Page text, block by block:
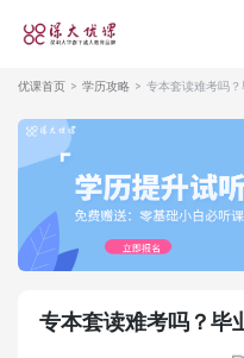
优课首页 学历攻略 专本套读难考吗？
专本套读难考吗？毕